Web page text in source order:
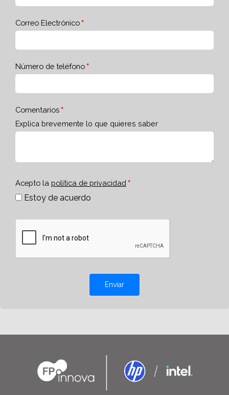
Correo Electrónico
Número de teléfono
Comentarios
Explica brevemente lo que quieres saber
Acepto la política de privacidad
Estoy de acuerdo
Enviar